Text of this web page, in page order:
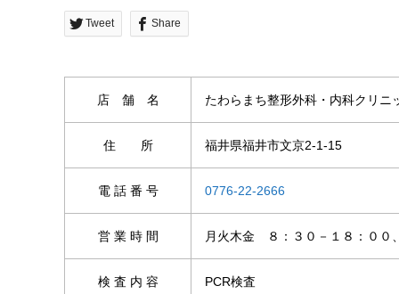
Tweet Share
店 舗 名 たわらまち整形外科・内科クリニ
住 所 福井県福井市文京2-1-15
電 話 番 号 0776-22-2666
営 業 時 間 月火木金 ８：３０－１８：００
検 査 内 容 PCR検査